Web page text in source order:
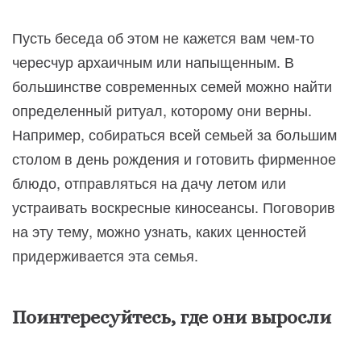
Пусть беседа об этом не кажется вам чем-то
чересчур архаичным или напыщенным. В
большинстве современных семей можно найти
определенный ритуал, которому они верны.
Например, собираться всей семьей за большим
столом в день рождения и готовить фирменное
блюдо, отправляться на дачу летом или
устраивать воскресные киносеансы. Поговорив
на эту тему, можно узнать, каких ценностей
придерживается эта семья.
Поинтересуйтесь, где они выросли